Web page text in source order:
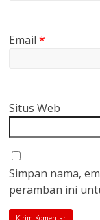
Email*
Situs Web
Simpan nama,
peramban ini